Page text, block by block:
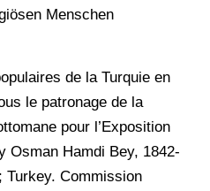
Menschen
de la Turquie en
le patronage de la
pour l’Exposition
Osman Hamdi Bey, 1842-
Turkey. Commission